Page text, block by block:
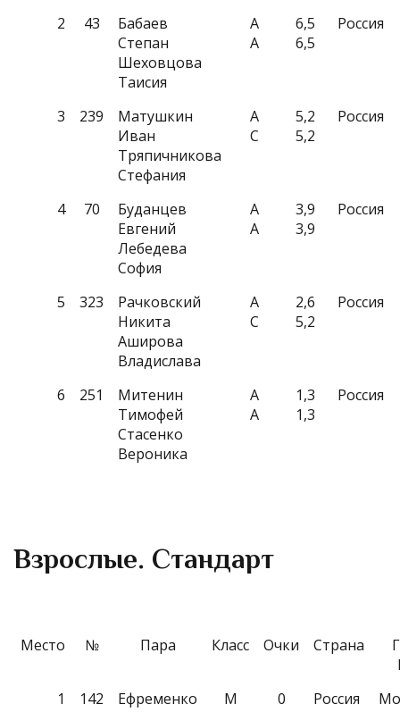
2 43
Бабаев
Степан
Шеховцова
Таисия
A
A
6,5
6,5
Россия
3 239
Матушкин
Иван
Тряпичникова
Стефания
A
C
5,2
5,2
Россия
4 70
Буданцев
Евгений
Лебедева
София
A
A
3,9
3,9
Россия
5 323
Рачковский
Никита
Аширова
Владислава
A
C
2,6
5,2
Россия
6 251
Митенин
Тимофей
Стасенко
Вероника
A
A
1,3
1,3
Россия
Взрослые. Стандарт
Место № Пара Класс Очки Страна
1
142
Ефременко
M
0
Россия